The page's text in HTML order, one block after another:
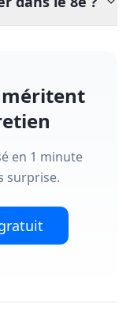
méritent
en 1 minute
surprise.